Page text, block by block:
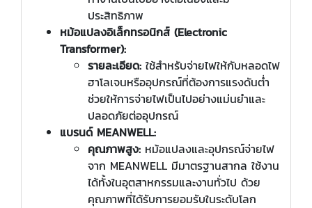
ประสิทธิภาพ
หม้อแปลงอิเล็กทรอนิกส์ (Electronic
Transformer):
รายละเอียด: ใช้สำหรับจ่ายไฟให้กับหลอดไฟ
ฮาโลเจนหรืออุปกรณ์ที่ต้องการแรงดันต่ำ
ช่วยให้การจ่ายไฟเป็นไปอย่างแม่นยำและ
ปลอดภัยต่ออุปกรณ์
แบรนด์ MEANWELL:
คุณภาพสูง: หม้อแปลงและอุปกรณ์จ่ายไฟ
จาก MEANWELL มีมาตรฐานสากล ใช้งาน
ได้ทั้งในอุตสาหกรรมและงานทั่วไป ด้วย
คุณภาพที่ได้รับการยอมรับในระดับโลก